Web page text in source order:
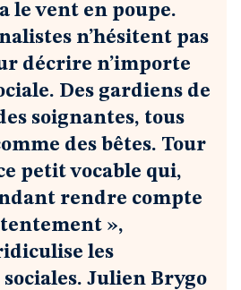
le vent en poupe.
n’hésitent pas
décrire n’importe
Des gardiens de
soignantes, tous
des bêtes. Tour
petit vocable qui,
rendre compte
»,
les
Julien Brygo